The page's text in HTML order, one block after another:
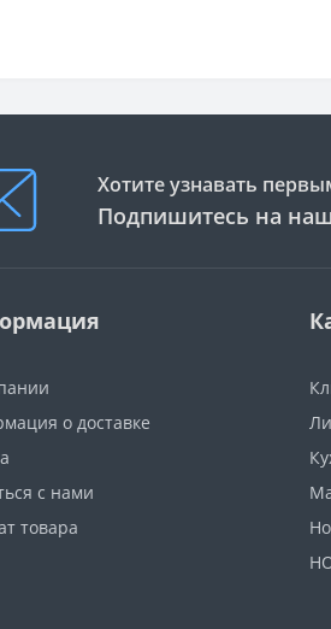
Хотите узнавать
Подпишитесь на
о доставке
с нами
товара